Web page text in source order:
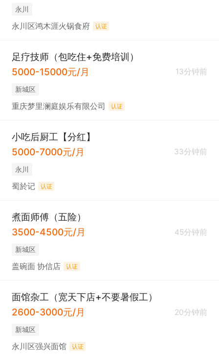
永川
永川区鸿木涯火锅食府 认证
足疗技师（包吃住+免费培训）
5000-15000元/月
13分钟前
新城区
重庆梦里澜庭娱乐有限公司 认证
小吃后厨工【分红】
5000-7000元/月
33分钟前
永川
蜀於记 认证
煮面师傅（五险）
3500-4500元/月
45分钟前
新城区
盖碗面 协信店 认证
面馆杂工（宽天下店+不要暑假工）
2600-3000元/月
20分钟前
新城区
永川区强兴面馆 认证